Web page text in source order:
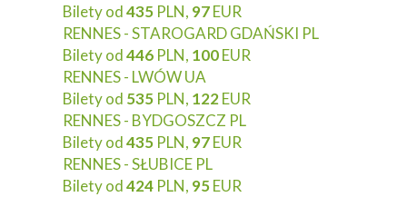
Bilety od435 PLN, 97EUR
RENNES - STAROGARD GDAŃSKI PL
Bilety od446 PLN, 100EUR
RENNES - LWÓW UA
Bilety od 535 PLN, 122EUR
RENNES - BYDGOSZCZ PL
Bilety od435 PLN, 97EUR
RENNES - SŁUBICE PL
Bilety od424 PLN, 95EUR